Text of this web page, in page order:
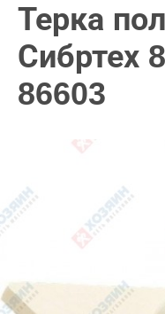
Терка
Сибртех
86603